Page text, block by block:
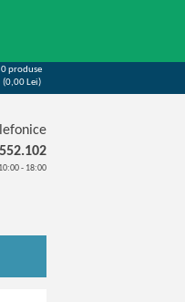
0produse
(0,00 Lei)
- 18:00